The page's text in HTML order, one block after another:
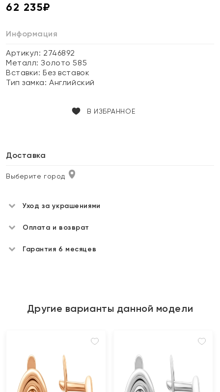
62 235₽
Информация
Артикул: 2746892
Металл:Золото 585
Вставки:Без вставок
Тип замка:Английский
В ИЗБРАННОЕ
Доставка
Выберите город
Уход за украшениями
Оплата и возврат
Гарантия 6 месяцев
Другие варианты данной модели